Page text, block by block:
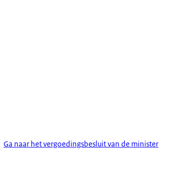
Ga naar het vergoedingsbesluit van de minister